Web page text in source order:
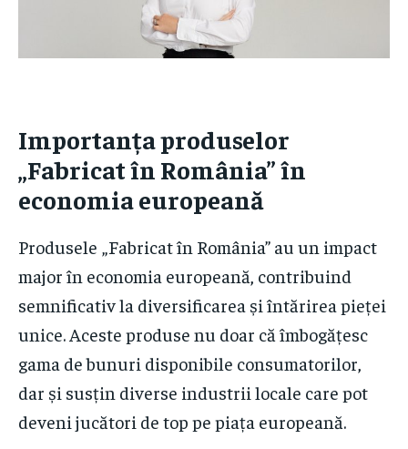
Importanța produselor
„Fabricat în România” în
economia europeană
Produsele „Fabricat în România” au un impact
major în economia europeană, contribuind
semnificativ la diversificarea și întărirea pieței
unice. Aceste produse nu doar că îmbogățesc
gama de bunuri disponibile consumatorilor,
dar și susțin diverse industrii locale care pot
deveni jucători de top pe piața europeană.